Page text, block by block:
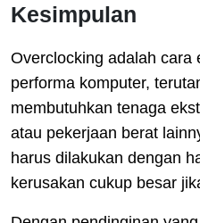
Kesimpulan
Overclocking adalah cara
performa komputer,
membutuhkan tenaga
atau pekerjaan berat
harus dilakukan dengan
kerusakan cukup besar